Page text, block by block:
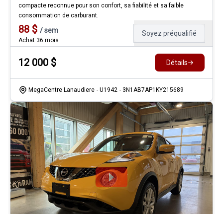
compacte reconnue pour son confort, sa fiabilité et sa faible
consommation de carburant.
88 $ /sem
Achat 36 mois
Soyez préqualifié
12 000 $ Détails
MegaCentre Lanaudiere - U1942 - 3N1AB7AP1KY215689